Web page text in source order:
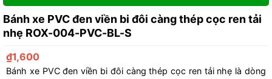
Bánh xe PVC đen viền bi đôi càng thép cọc ren tải
nhẹ ROX-004-PVC-BL-S
₫1,600
Bánh xe PVC đen viền bi đôi càng thép cọc ren tải nhẹ là dòng